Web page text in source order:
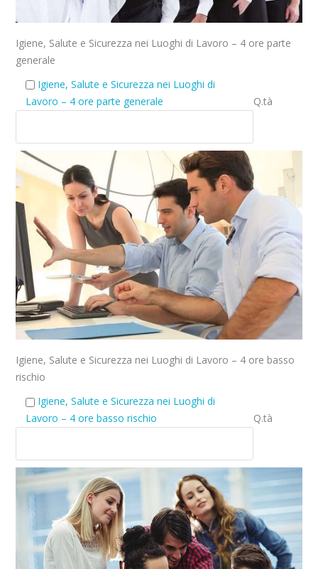
Igiene, Salute e Sicurezza nei Luoghi di Lavoro – 4 ore parte
generale
Igiene, Salute e Sicurezza nei Luoghi di
Lavoro – 4 ore parte generale
Q.tà
Igiene, Salute e Sicurezza nei Luoghi di Lavoro – 4 ore basso
rischio
Igiene, Salute e Sicurezza nei Luoghi di
Lavoro – 4 ore basso rischio
Q.tà